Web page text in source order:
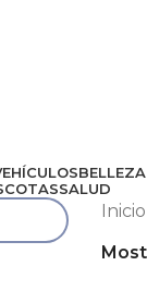
SALUD
Inicio